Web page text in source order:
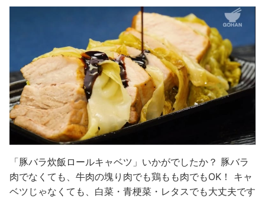
「豚バラ炊飯ロールキャベツ」いかがでしたか？ 豚バラ
肉でなくても、牛肉の塊り肉でも鶏もも肉でもOK！ キャ
ベツじゃなくても、白菜・青梗菜・レタスでも大丈夫です